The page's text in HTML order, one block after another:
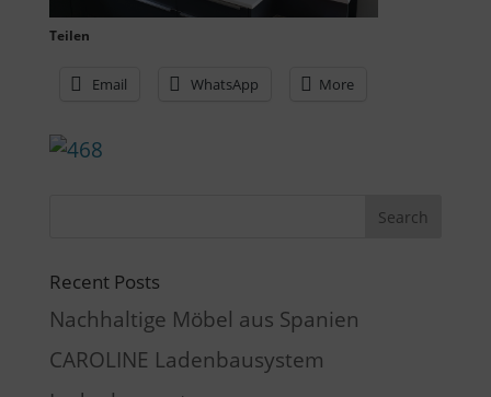
Teilen
Email WhatsApp More
Recent Posts
Nachhaltige Möbel aus Spanien
CAROLINE Ladenbausystem